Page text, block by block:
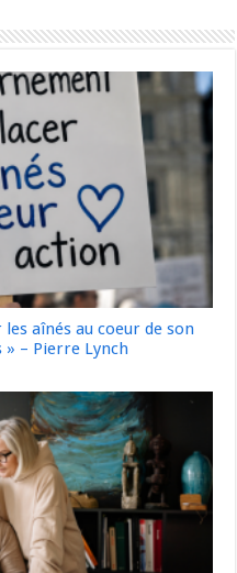
aînés au coeur de son
– Pierre Lynch